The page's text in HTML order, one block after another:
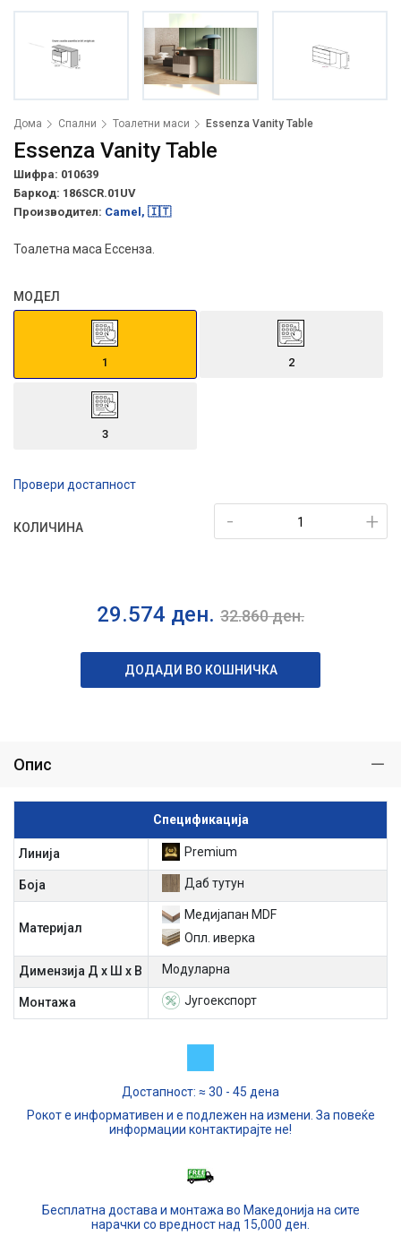
Дома Спални Тоалетни маси Essenza Vanity Table
Essenza Vanity Table
Шифра: 010639
Баркод: 186SCR.01UV
Производител: Camel, 🇮🇹
Тоалетна маса Ессенза.
МОДЕЛ
1 2
3
Провери достапност
КОЛИЧИНА +
-
29.574 ден. 32.860ден.
ДОДАДИ ВО КОШНИЧКА
Опис
Спецификација
Линија Premium
Боја Даб тутун
Материјал
Медијапан MDF
Oпл. иверка
Димензија Д х Ш х В Модуларна
Mонтажа Југоекспорт
Достапност: ≈ 30 - 45 дена
Рокот е информативен и е подлежен на измени. За повеќе
информации контактирајте не!
Бесплатна достава и монтажа во Македонија на сите
нарачки со вредност над 15,000 ден.